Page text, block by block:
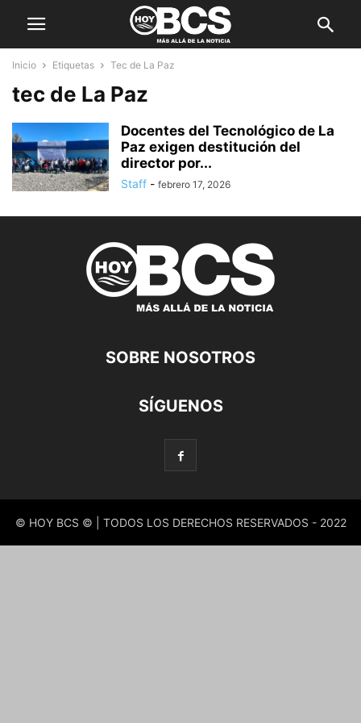
Inicio Etiquetas Tec de La Paz
tec de La Paz
Docentes del Tecnológico de La
Paz exigen destitución del
director por...
Staff - febrero 17, 2026
SOBRE NOSOTROS
SÍGUENOS
© HOY BCS © | TODOS LOS DERECHOS RESERVADOS - 2022